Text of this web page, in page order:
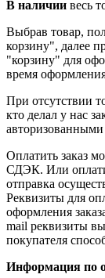
В наличии весь
Выбрав товар,
корзину", далее
"корзину" для
время
При отсутствии
кто делал у нас
Оплатить заказ
СДЭК. Или
отправка
Реквизиты для
оформления
mail реквизиты
покупателя
Информация по